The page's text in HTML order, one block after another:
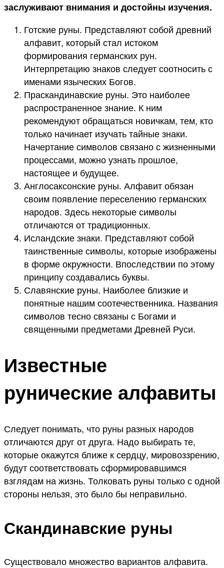
заслуживают внимания и достойны изучения.
Готские руны. Представляют собой древний
алфавит, который стал истоком
формирования германских рун.
Интерпретацию знаков следует соотносить с
именами языческих Богов.
Праскандинавские руны. Это наиболее
распространенное знание. К ним
рекомендуют обращаться новичкам, тем, кто
только начинает изучать тайные знаки.
Начертание символов связано с жизненными
процессами, можно узнать прошлое,
настоящее и будущее.
Англосаксонские руны. Алфавит обязан
своим появление переселению германских
народов. Здесь некоторые символы
отличаются от традиционных.
Исландские знаки. Представляют собой
таинственные символы, которые изображены
в форме окружности. Впоследствии по этому
принципу создавались буквы.
Славянские руны. Наиболее близкие и
понятные нашим соотечественника. Названия
символов тесно связаны с Богами и
священными предметами Древней Руси.
Известные
рунические алфавиты
Следует понимать, что руны разных народов
отличаются друг от друга. Надо выбирать те,
которые окажутся ближе к сердцу, мировоззрению,
будут соответствовать сформировавшимся
взглядам на жизнь. Толковать руны только с одной
стороны нельзя, это было бы неправильно.
Скандинавские руны
Существовало множество вариантов алфавита.